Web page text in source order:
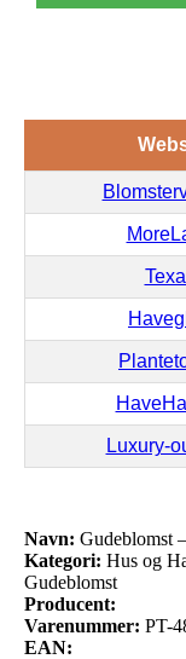
Luxury-
Navn: Gudeblomst
Kategori: Hus og
Gudeblomst
Producent:
Varenummer: PT-
EAN: